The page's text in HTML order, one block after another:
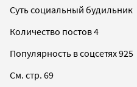
Суть социальный будильник
Количество постов 4
Популярность в соцсетях 925
См. стр. 69